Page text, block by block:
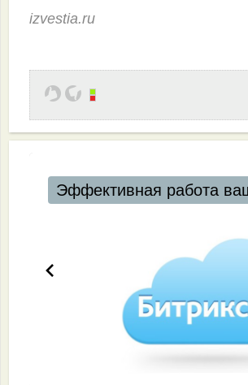
izvestia.ru
Эффективная работа